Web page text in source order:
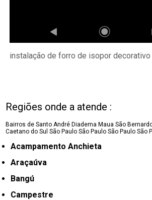
instalação de forro de isopor decorativo
Regiões onde a atende :
Bairros de Santo André Diadema Maua São
Caetano do SulSão Paulo São Paulo São Paulo São
Acampamento Anchieta
Araçaúva
Bangú
Campestre